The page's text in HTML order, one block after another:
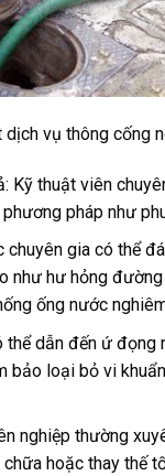
vụ thông cống
Kỹ thuật viên
pháp như
chuyên gia có thể
như hư hỏng
ống nước
thể dẫn đến ứ
bảo loại bỏ vi
nghiệp thường
hoặc thay thế